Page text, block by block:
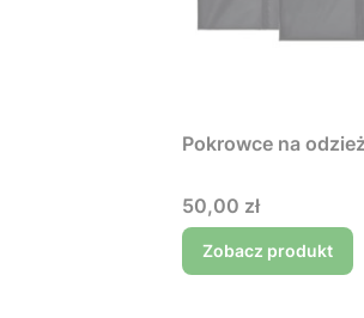
Pokrowce na
Cena
50,00 zł
Zobacz produkt